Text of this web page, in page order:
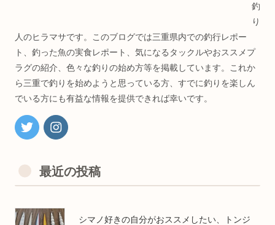
釣
り
人のヒラマサです。このブログでは三重県内での釣行レポー
ト、釣った魚の実食レポート、気になるタックルやおススメプ
ラグの紹介、色々な釣りの始め方等を掲載しています。これか
ら三重で釣りを始めようと思っている方、すでに釣りを楽しん
でいる方にも有益な情報を提供できれば幸いです。
最近の投稿
シマノ好きの自分がおススメしたい、トンジ